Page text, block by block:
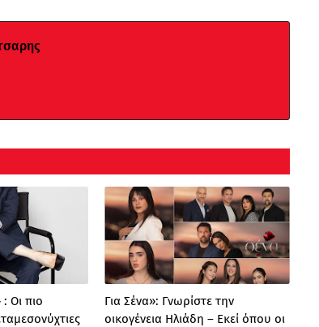
Oι πιο
Για Σένα»: Γνωρίστε την
οικογένεια Ηλιάδη – Εκεί όπου οι